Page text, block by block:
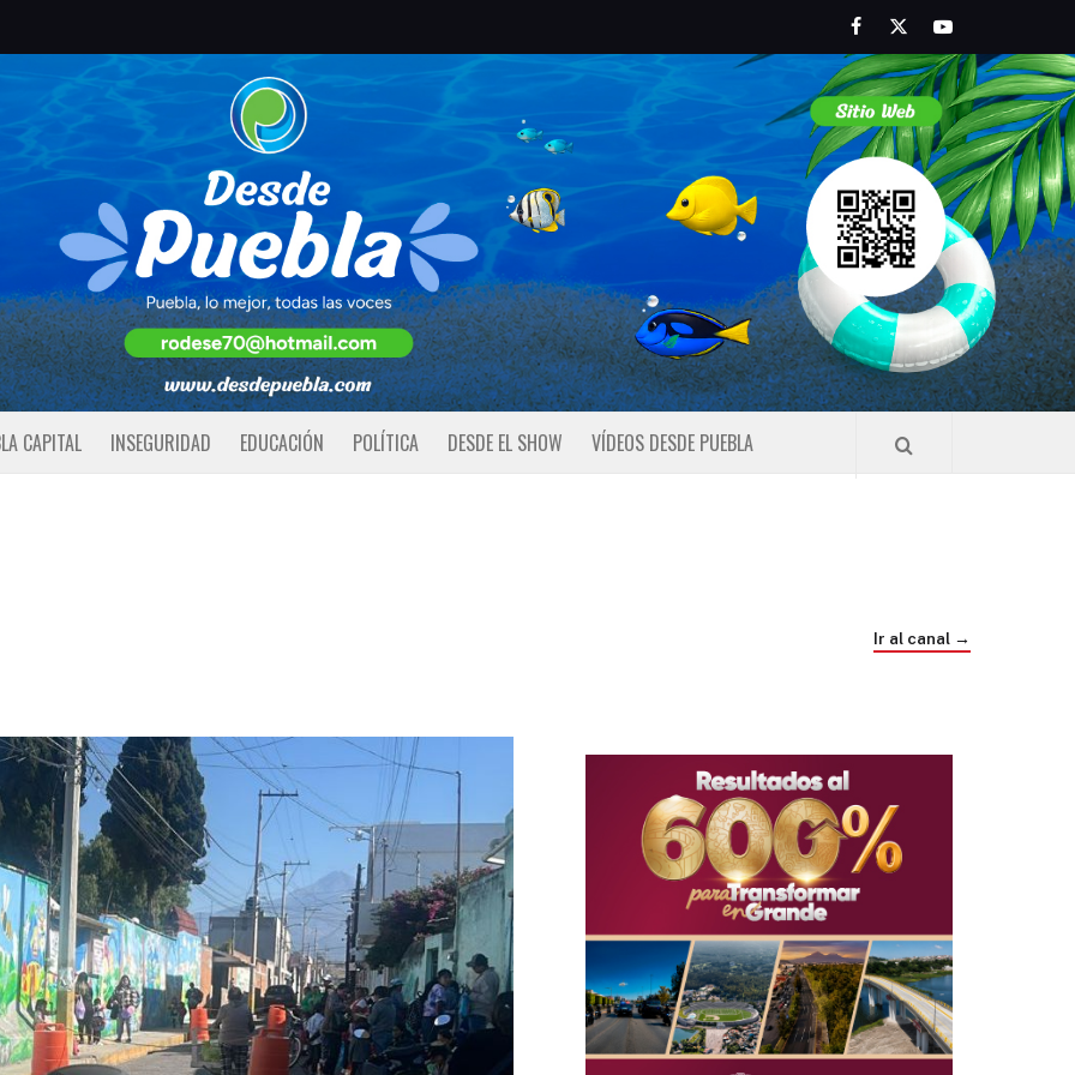
FacebookTwitterYoutube
CAPITAL INSEGURIDAD EDUCACIÓN POLÍTICA DESDE EL SHOW VÍDEOS DESDE PUEBLA
Ir al canal →